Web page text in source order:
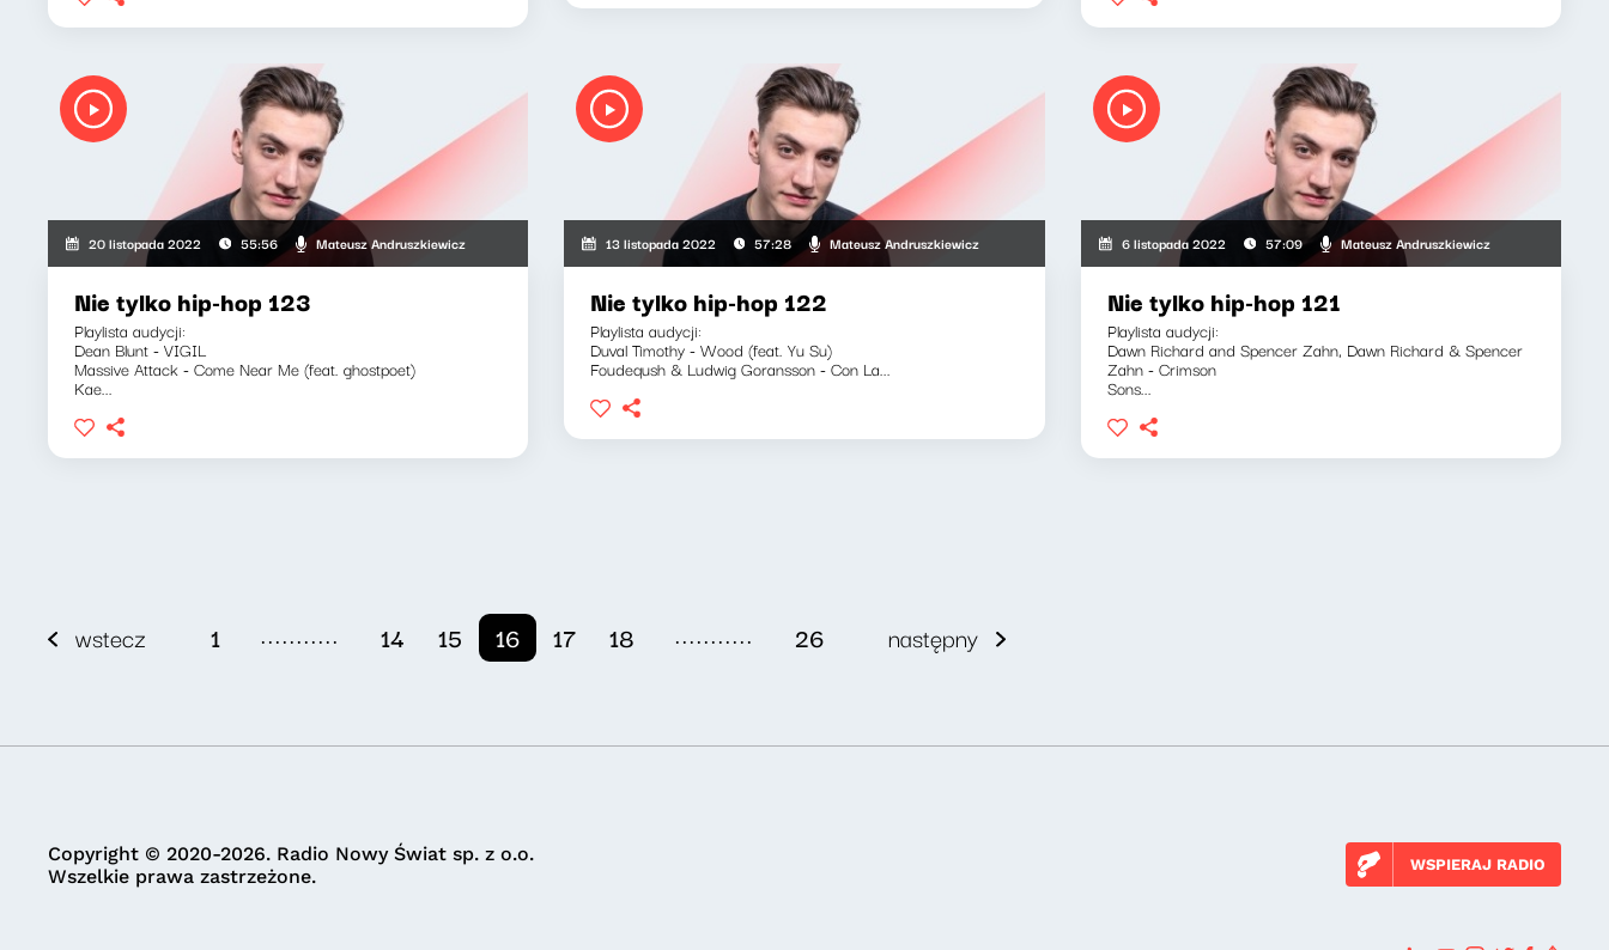
20 listopada 2022 55:56 Mateusz Andruszkiewicz
Nie tylko hip-hop 123
Playlista audycji:
Dean Blunt - VIGIL
Massive Attack - Come Near Me (feat. ghostpoet)
Kae...
13 listopada 2022 57:28 Mateusz Andruszkiewicz
Nie tylko hip-hop 122
Playlista audycji:
Duval Timothy - Wood (feat. Yu Su)
Foudeqush & Ludwig Goransson - Con La...
6 listopada 2022 57:09 Mateusz Andruszkiewicz
Nie tylko hip-hop 121
Playlista audycji:
Dawn Richard and Spencer Zahn, Dawn Richard & Spencer
Zahn - Crimson
Sons...
wstecz 1 ........... 14 15 16 17 18 ........... 26 następny
Copyright © 2020-2026. Radio Nowy Świat sp. z o.o.
Wszelkie prawa zastrzeżone.
WSPIERAJ RADIO